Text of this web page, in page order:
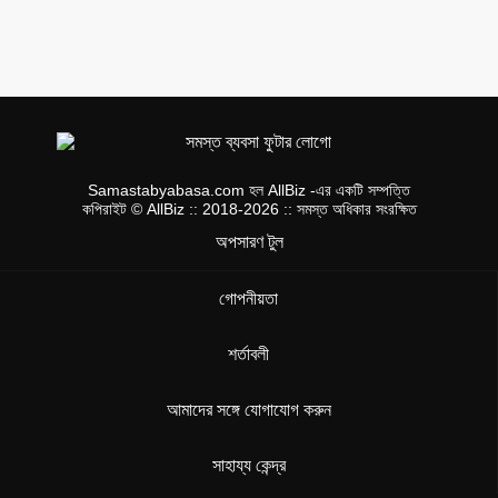
Samastabyabasa.com হল AllBiz -এর একটি সম্পত্তি
কপিরাইট © AllBiz :: 2018-2026 :: সমস্ত অধিকার সংরক্ষিত
অপসারণ টুল
গোপনীয়তা
শর্তাবলী
আমাদের সঙ্গে যোগাযোগ করুন
সাহায্য কেন্দ্র